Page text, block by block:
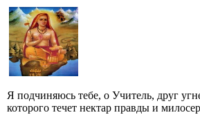
Я подчиняюсь тебе, о Учитель, друг
которого течет нектар правды и